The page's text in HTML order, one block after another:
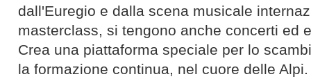
dall'Euregio e dalla scena musicale
masterclass, si tengono anche concerti ed
Crea una piattaforma speciale per lo
la formazione continua, nel cuore delle Alpi.